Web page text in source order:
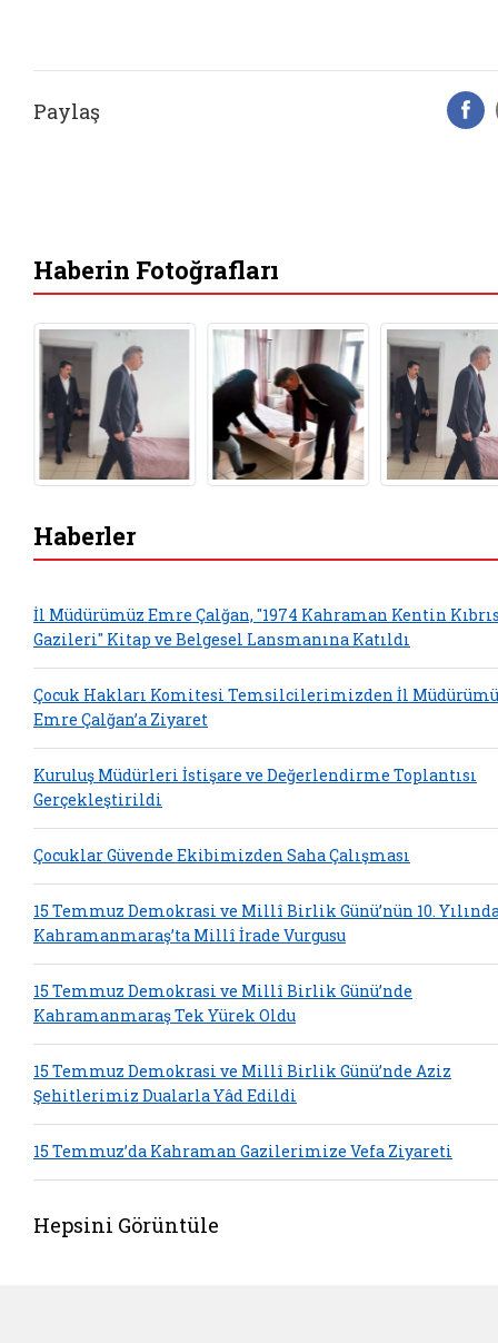
Paylaş
Haberin Fotoğrafları
Haberler
İl Müdürümüz Emre Çalğan, "1974 Kahraman Kentin
Gazileri" Kitap ve Belgesel Lansmanına Katıldı
Çocuk Hakları Komitesi Temsilcilerimizden İl
Emre Çalğan’a Ziyaret
Kuruluş Müdürleri İstişare ve Değerlendirme Toplantısı
Gerçekleştirildi
Çocuklar Güvende Ekibimizden Saha Çalışması
15 Temmuz Demokrasi ve Millî Birlik Günü’nün 10.
Kahramanmaraş’ta Millî İrade Vurgusu
15 Temmuz Demokrasi ve Millî Birlik Günü’nde
Kahramanmaraş Tek Yürek Oldu
15 Temmuz Demokrasi ve Millî Birlik Günü’nde Aziz
Şehitlerimiz Dualarla Yâd Edildi
15 Temmuz’da Kahraman Gazilerimize Vefa Ziyareti
Hepsini Görüntüle